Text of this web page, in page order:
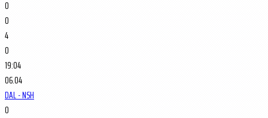
0
0
4
0
19:04
06.04
DAL - NSH
0